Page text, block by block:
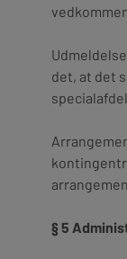
det, at det
§ 5